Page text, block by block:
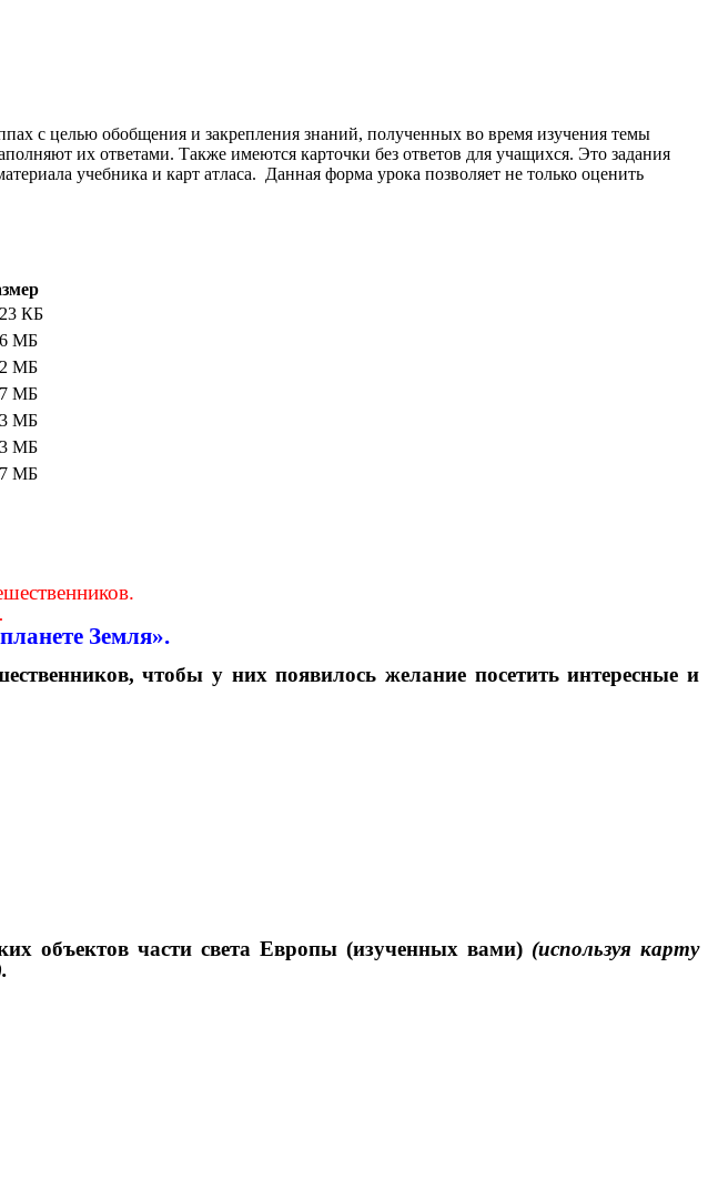
с целью обобщения и закрепления знаний, полученных во время изучения темы
их ответами. Также имеются карточки без ответов для учащихся. Это задания
учебника и карт атласа. Данная форма урока позволяет не только оценить
КБ
МБ
МБ
МБ
МБ
МБ
МБ
Земля».
чтобы у них появилось желание посетить интересные и
объектов части света Европы (изученных вами) (используя карту